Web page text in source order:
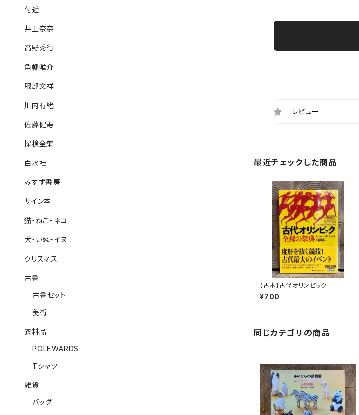
レビュー
最近チェックした商品
【古本】古代オリンピック
¥700
同じカテゴリの商品
付近
井上奈奈
高野秀行
角幡唯介
服部文祥
川内有緒
佐藤健寿
探検全集
白水社
みすず書房
サイン本
猫・ねこ・ネコ
犬・いぬ・イヌ
クリスマス
古書
古書セット
美術
衣料品
POLEWARDS
Tシャツ
雑貨
バッグ